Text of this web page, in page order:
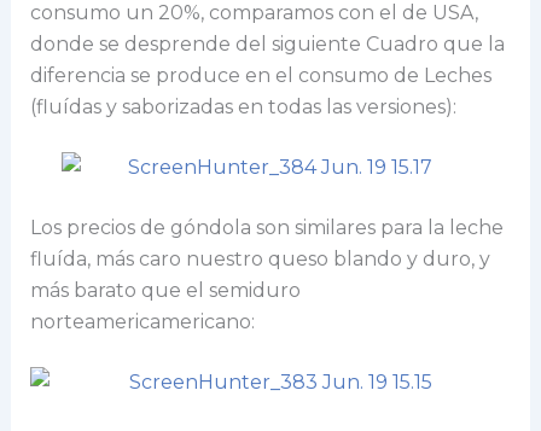
consumo un 20%, comparamos con el de USA,
donde se desprende del siguiente Cuadro que la
diferencia se produce en el consumo de Leches
(fluídas y saborizadas en todas las versiones):
Los precios de góndola son similares para la leche
fluída, más caro nuestro queso blando y duro, y
más barato que el semiduro
norteamericamericano: